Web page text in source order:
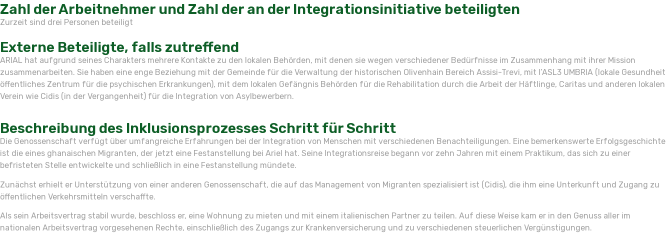
Zahl der Arbeitnehmer und Zahl der an der Integrationsinitiative beteiligten
Zurzeit sind drei Personen beteiligt
Externe Beteiligte, falls zutreffend
ARIAL hat aufgrund seines Charakters mehrere Kontakte zu den lokalen Behörden, mit denen sie wegen verschiedener Bedürfnisse im Zusammenhang mit ihrer Mission
zusammenarbeiten. Sie haben eine enge Beziehung mit der Gemeinde für die Verwaltung der historischen Olivenhain Bereich Assisi-Trevi, mit l’ASL3 UMBRIA (lokale Gesundheit
öffentliches Zentrum für die psychischen Erkrankungen), mit dem lokalen Gefängnis Behörden für die Rehabilitation durch die Arbeit der Häftlinge, Caritas und anderen lokalen
Verein wie Cidis (in der Vergangenheit) für die Integration von Asylbewerbern.
Beschreibung des Inklusionsprozesses Schritt für Schritt
Die Genossenschaft verfügt über umfangreiche Erfahrungen bei der Integration von Menschen mit verschiedenen Benachteiligungen. Eine bemerkenswerte Erfolgsgeschichte
ist die eines ghanaischen Migranten, der jetzt eine Festanstellung bei Ariel hat. Seine Integrationsreise begann vor zehn Jahren mit einem Praktikum, das sich zu einer
befristeten Stelle entwickelte und schließlich in eine Festanstellung mündete.
Zunächst erhielt er Unterstützung von einer anderen Genossenschaft, die auf das Management von Migranten spezialisiert ist (Cidis), die ihm eine Unterkunft und Zugang zu
öffentlichen Verkehrsmitteln verschaffte.
Als sein Arbeitsvertrag stabil wurde, beschloss er, eine Wohnung zu mieten und mit einem italienischen Partner zu teilen. Auf diese Weise kam er in den Genuss aller im
nationalen Arbeitsvertrag vorgesehenen Rechte, einschließlich des Zugangs zur Krankenversicherung und zu verschiedenen steuerlichen Vergünstigungen.